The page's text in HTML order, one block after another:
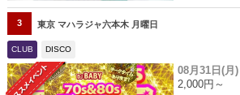
3 東京 マハラジャ六本木 月曜日
CLUB DISCO
08月31日(月)
2,000円～